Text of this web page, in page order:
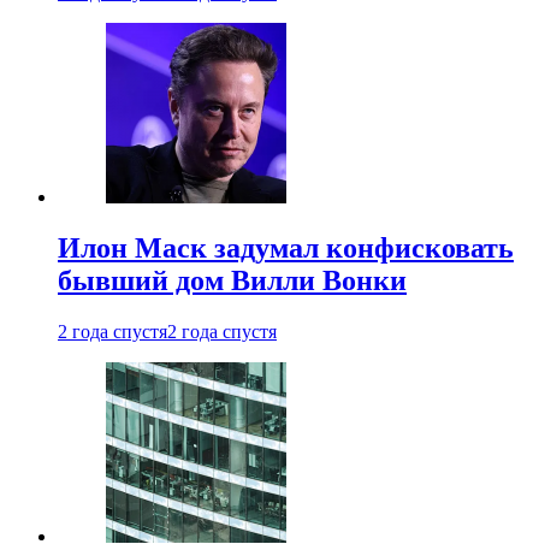
Илон Маск задумал конфисковать
бывший дом Вилли Вонки
2 года спустя2 года спустя